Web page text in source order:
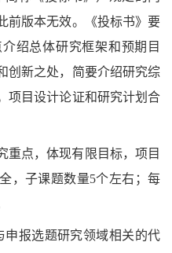
前版本无效。《投标书》要
绍总体研究框架和预期目
创新之处，简要介绍研究综
项目设计论证和研究计划合
重点，体现有限目标，项目
，子课题数量5个左右；每
申报选题研究领域相关的代